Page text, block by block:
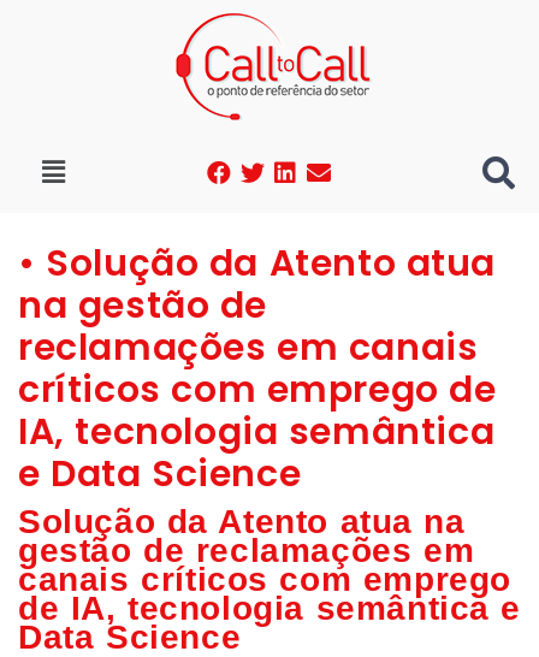
• Solução da Atento atua
na gestão de
reclamações em canais
críticos com emprego de
IA, tecnologia semântica
e Data Science
Solução da Atento atua na
gestão de reclamações em
canais críticos com emprego
de IA, tecnologia semântica e
Data Science